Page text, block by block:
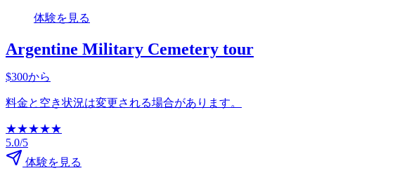
体験を見る
Argentine Military Cemetery tour
$300から
料金と空き状況は変更される場合があります。
★★★★★
5.0/5
体験を見る